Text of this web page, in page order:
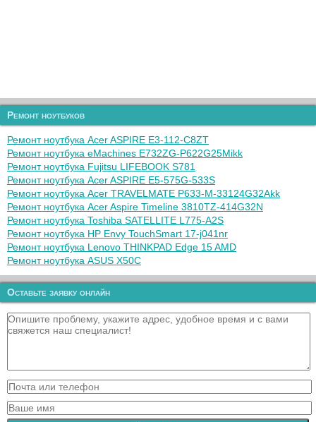
Ремонт ноутбуков
Ремонт ноутбука Acer ASPIRE E3-112-C8ZT
Ремонт ноутбука eMachines E732ZG-P622G25Mikk
Ремонт ноутбука Fujitsu LIFEBOOK S781
Ремонт ноутбука Acer ASPIRE E5-575G-533S
Ремонт ноутбука Acer TRAVELMATE P633-M-33124G32Akk
Ремонт ноутбука Acer Aspire Timeline 3810TZ-414G32N
Ремонт ноутбука Toshiba SATELLITE L775-A2S
Ремонт ноутбука HP Envy TouchSmart 17-j041nr
Ремонт ноутбука Lenovo THINKPAD Edge 15 AMD
Ремонт ноутбука ASUS X50C
Оставьте заявку онлайн